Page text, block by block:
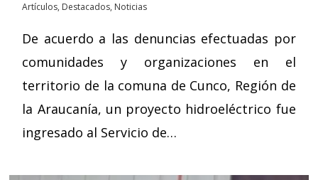
Artículos, Destacados, Noticias
De acuerdo a las denuncias efectuadas por
comunidades y organizaciones en el
territorio de la comuna de Cunco, Región de
la Araucanía, un proyecto hidroeléctrico fue
ingresado al Servicio de…